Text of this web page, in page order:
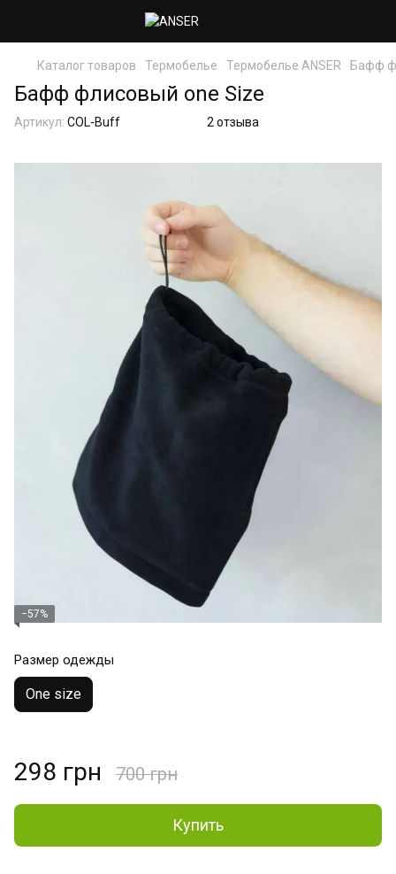
Каталог товаров Термобелье Термобелье ANSER Бафф
Бафф флисовый one Size
Артикул: COL-Buff 2 отзыва
−57%
Размер одежды
One size
298 грн 700 грн
Купить